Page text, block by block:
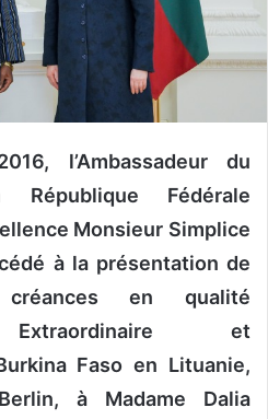
l’Ambassadeur du
Fédérale
Monsieur Simplice
à la présentation de
en qualité
Extraordinaire et
Faso en Lituanie,
à Madame Dalia